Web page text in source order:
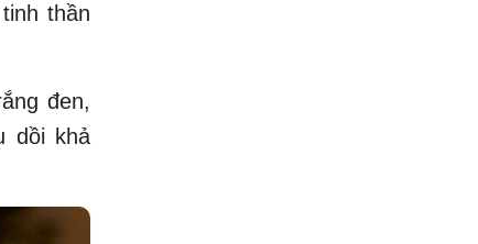
thần
đen,
dồi khả